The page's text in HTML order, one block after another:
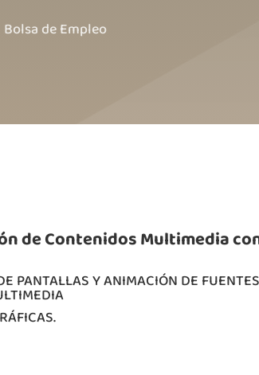
Bolsa de Empleo
de Contenidos Multimedia
PANTALLAS Y ANIMACIÓN DE FUENTES